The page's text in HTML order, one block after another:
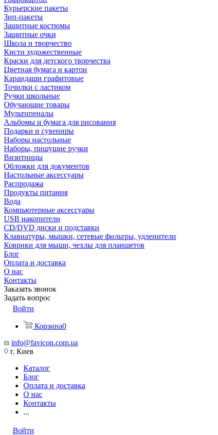
Курьерские пакеты
Зип-пакеты
Защитные костюмы
Защитные очки
Школа и творчество
Кисти художественные
Краски для детского творчества
Цветная бумага и картон
Карандаши графитовые
Точилки с ластиком
Ручки школьные
Обучающие товары
Мультипеналы
Альбомы и бумага для рисования
Подарки и сувениры
Наборы настольные
Наборы, пишущие ручки
Визитницы
Обложки для документов
Настольные аксессуары
Распродажа
Продукты питания
Вода
Компьютерные аксессуары
USB накопители
CD/DVD диски и подставки
Клавиатуры, мышки, сетевые фильтры, удленители
Коврики для мыши, чехлы для планшетов
Блог
Оплата и доставка
О нас
Контакты
Заказать звонок
Задать вопрос
Войти
Корзина0
info@favicon.com.ua
г. Киев
Каталог
Блог
Оплата и доставка
О нас
Контакты
...
Войти